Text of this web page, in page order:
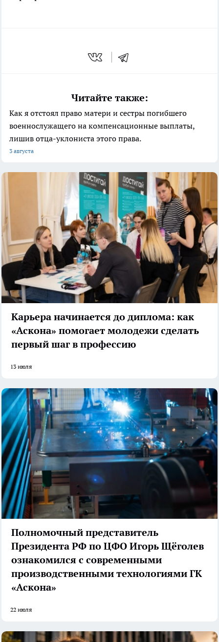
Читайте также:
Как я отстоял право матери и сестры погибшего
военнослужащего на компенсационные выплаты,
лишив отца-уклониста этого права.
3 августа
Карьера начинается до диплома: как
«Аскона» помогает молодежи сделать
первый шаг в профессию
13 июля
Полномочный представитель
Президента РФ по ЦФО Игорь Щёголев
ознакомился с современными
производственными технологиями ГК
«Аскона»
22 июля